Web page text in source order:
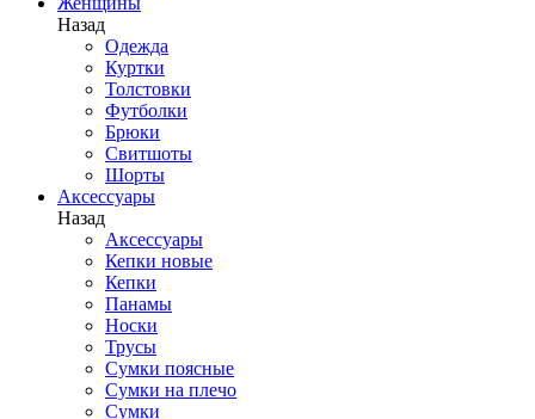
Назад
Одежда
Куртки
Толстовки
Футболки
Брюки
Свитшоты
Шорты
Аксессуары
Назад
Аксессуары
Кепки новые
Кепки
Панамы
Носки
Трусы
Сумки поясные
Сумки на плечо
Сумки